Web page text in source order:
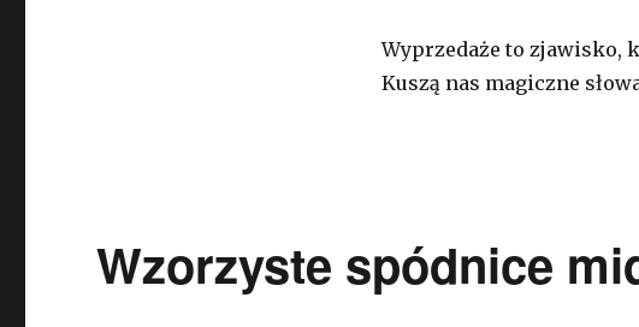
Wyprzedaże to zjawisko,
Kuszą nas magiczne
Wzorzyste spódnice